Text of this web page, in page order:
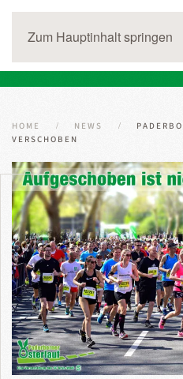
Zum Hauptinhalt springen
HOME NEWS
VERSCHOBEN